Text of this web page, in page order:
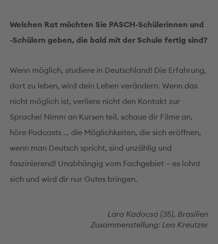
Welchen Rat möchten Sie PASCH-Schülerinnen und
-Schülern geben, die bald mit der Schule fertig sind?
Wenn möglich, studiere in Deutschland! Die Erfahrung,
dort zu leben, wird dein Leben verändern. Wenn das
nicht möglich ist, verliere nicht den Kontakt zur
Sprache! Nimm an Kursen teil, schaue dir Filme an,
höre Podcasts ... die Möglichkeiten, die sich eröffnen,
wenn man Deutsch spricht, sind unzählig und
faszinierend! Unabhängig vom Fachgebiet – es lohnt
sich und wird dir nur Gutes bringen.
Lara Kadocsa (35), Brasilien
Zusammenstellung: Lea Kreutzer